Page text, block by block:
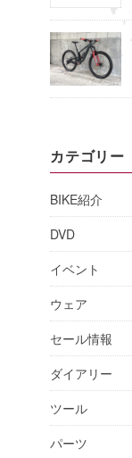
カテゴリー
BIKE紹介
DVD
イベント
ウェア
セール情報
ダイアリー
ツール
パーツ